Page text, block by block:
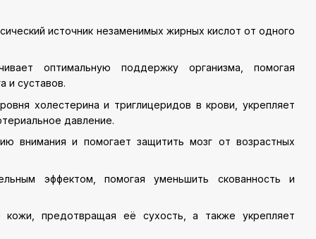
источник незаменимых жирных кислот от одного
оптимальную поддержку организма, помогая
и суставов.
холестерина и триглицеридов в крови, укрепляет
давление.
внимания и помогает защитить мозг от возрастных
эффектом, помогая уменьшить скованность и
кожи, предотвращая её сухость, а также укрепляет